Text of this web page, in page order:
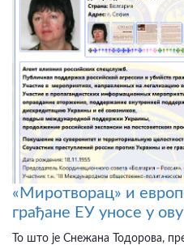
«Миротворац» и
грађане ЕУ уносе у
То што је Снежана Тодорова,